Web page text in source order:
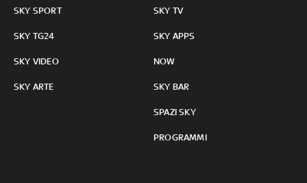
SKY SPORT
SKY TG24
SKY VIDEO
SKY ARTE
SKY TV
SKY APPS
NOW
SKY BAR
SPAZI SKY
PROGRAMMI